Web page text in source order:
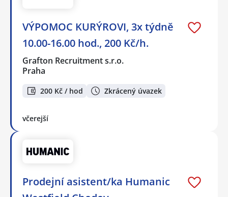
VÝPOMOC KURÝROVI, 3x týdně
10.00-16.00 hod., 200 Kč/h.
Grafton Recruitment s.r.o.
Praha
200 Kč / hod Zkrácený úvazek
včerejší
Prodejní asistent/ka Humanic